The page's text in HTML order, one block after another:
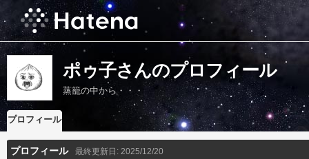
ポゥ子さんのプロフィール
蒸籠の中から・・・
プロフィール
プロフィール 最終更新日: 2025/12/20